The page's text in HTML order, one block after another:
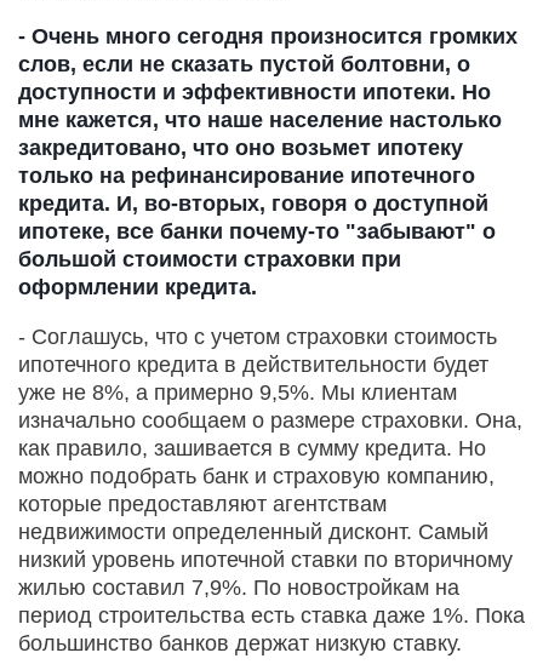
- Очень много сегодня произносится громких
слов, если не сказать пустой болтовни, о
доступности и эффективности ипотеки. Но
мне кажется, что наше население настолько
закредитовано, что оно возьмет ипотеку
только на рефинансирование ипотечного
кредита. И, во-вторых, говоря о доступной
ипотеке, все банки почему-то "забывают" о
большой стоимости страховки при
оформлении кредита.
- Соглашусь, что с учетом страховки стоимость
ипотечного кредита в действительности будет
уже не 8%, а примерно 9,5%. Мы клиентам
изначально сообщаем о размере страховки. Она,
как правило, зашивается в сумму кредита. Но
можно подобрать банк и страховую компанию,
которые предоставляют агентствам
недвижимости определенный дисконт. Самый
низкий уровень ипотечной ставки по вторичному
жилью составил 7,9%. По новостройкам на
период строительства есть ставка даже 1%. Пока
большинство банков держат низкую ставку.